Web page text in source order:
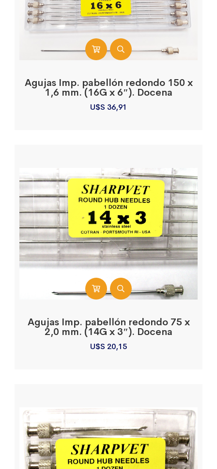
Agujas Imp. pabellón redondo 150 x
1,6 mm. (16G x 6″). Docena
U$S 36,91
Agujas Imp. pabellón redondo 75 x
2,0 mm. (14G x 3″). Docena
U$S 20,15